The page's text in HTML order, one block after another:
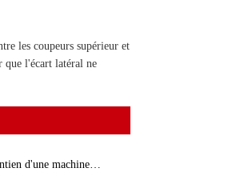
les coupeurs supérieur et
que l'écart latéral ne
de barres d'armature?